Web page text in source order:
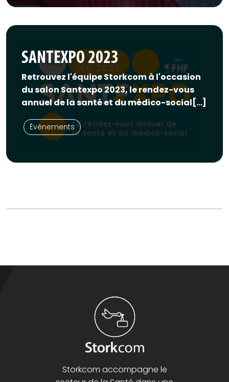
SANTEXPO 2023
Retrouvez l'équipe Storkcom à l'occasion
du salon Santexpo 2023, le rendez-vous
annuel de la santé et du médico-social[...]
Événements
Storkcom accompagne le